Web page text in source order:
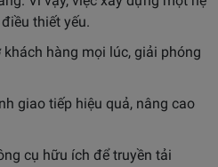
thiết yếu.
khách hàng mọi lúc, giải phóng
giao tiếp hiệu quả, nâng cao
cụ hữu ích để truyền tải